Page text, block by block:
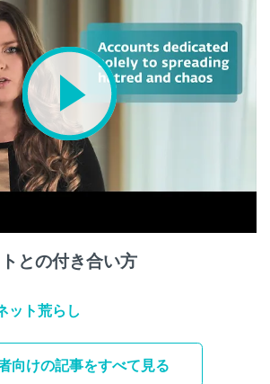
との付き合い方
ット荒らし
向けの記事をすべて見る